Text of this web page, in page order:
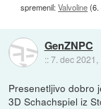
spremenil:Valvoline(6.
GenZNPC
::7. dec 2021,
Presenetljivo dobro
3D Schachspiel iz